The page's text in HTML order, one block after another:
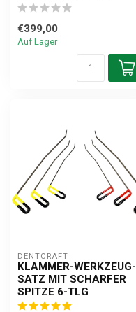
€399,00
Auf Lager
DENTCRAFT
KLAMMER-WERKZEUG-
SATZ MIT SCHARFER
SPITZE 6-TLG